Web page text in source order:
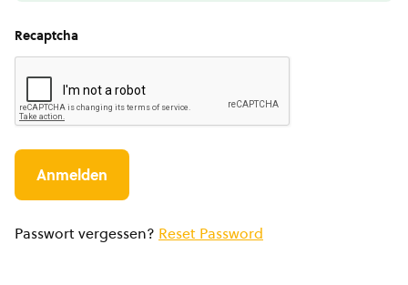
Recaptcha
Passwort vergessen? Reset Password